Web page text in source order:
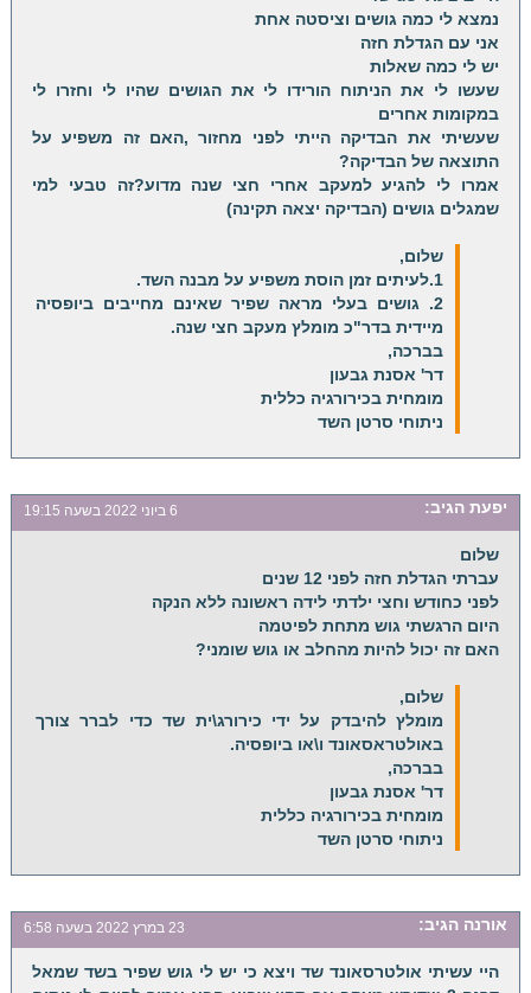
נמצא לי כמה גושים וציסטה אחת
אני עם הגדלת חזה
יש לי כמה שאלות
שעשו לי את הניתוח הורידו לי את הגושים שהיו לי וחזרו לי
במקומות אחרים
שעשיתי את הבדיקה הייתי לפני מחזור ,האם זה משפיע על
התוצאה של הבדיקה?
אמרו לי להגיע למעקב אחרי חצי שנה מדוע?זה טבעי למי
שמגלים גושים (הבדיקה יצאה תקינה)
שלום,
1.לעיתים זמן הוסת משפיע על מבנה השד.
2. גושים בעלי מראה שפיר שאינם מחייבים ביופסיה
מיידית בדר"כ מומלץ מעקב חצי שנה.
בברכה,
דר' אסנת גבעון
מומחית בכירורגיה כללית
ניתוחי סרטן השד
יפעת הגיב: 6 ביוני 2022 בשעה 19:15
שלום
עברתי הגדלת חזה לפני 12 שנים
לפני כחודש וחצי ילדתי לידה ראשונה ללא הנקה
היום הרגשתי גוש מתחת לפיטמה
האם זה יכול להיות מהחלב או גוש שומני?
שלום,
מומלץ להיבדק על ידי כירורג\ית שד כדי לברר צורך
באולטראסאונד ו\או ביופסיה.
בברכה,
דר' אסנת גבעון
מומחית בכירורגיה כללית
ניתוחי סרטן השד
אורנה הגיב: 23 במרץ 2022 בשעה 6:58
היי עשיתי אולטרסאונד שד ויצא כי יש לי גוש שפיר בשד שמאל